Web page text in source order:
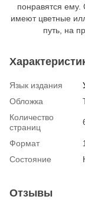
понравятся ему.
имеют цветные
путь, на
Язык издания
Обложка
Количество
страниц
Формат
Состояние
Отзывы